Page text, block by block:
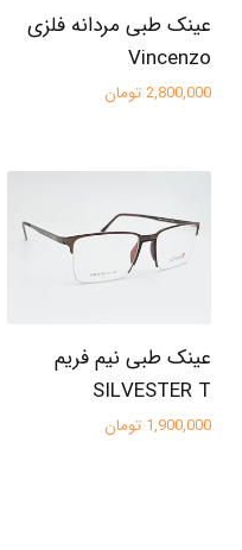
عینک طبی مردانه فلزی
Vincenzo
2,800,000 تومان
عینک طبی نیم فریم
SILVESTER T
1,900,000 تومان